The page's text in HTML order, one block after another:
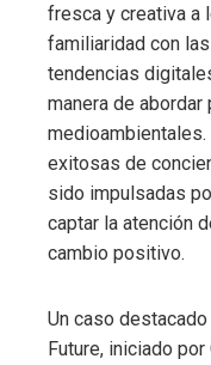
fresca y creativa a
familiaridad con
tendencias
manera de
medioambientales.
exitosas de
sido impulsadas
captar la atención
cambio positivo.
Un caso
Future, iniciado por